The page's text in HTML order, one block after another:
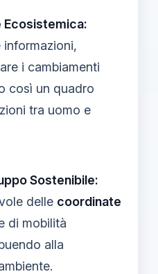
i cambiamenti
così un quadro
tra uomo e
Sostenibile:
delle coordinate
di mobilità
alla